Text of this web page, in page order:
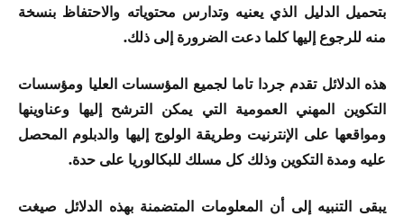
بتحميل الدليل الذي يعنيه وتدارس محتوياته والاحتفاظ بنسخة
منه للرجوع إليها كلما دعت الضرورة إلى ذلك.
هذه الدلائل تقدم جردا تاما لجميع المؤسسات العليا ومؤسسات
التكوين المهني العمومية التي يمكن الترشح إليها وعناوينها
ومواقعها على الإنترنيت وطريقة الولوج إليها والدبلوم المحصل
عليه ومدة التكوين وذلك كل مسلك للبكالوريا على حدة.
يبقى التنبيه إلى أن المعلومات المتضمنة بهذه الدلائل صيغت